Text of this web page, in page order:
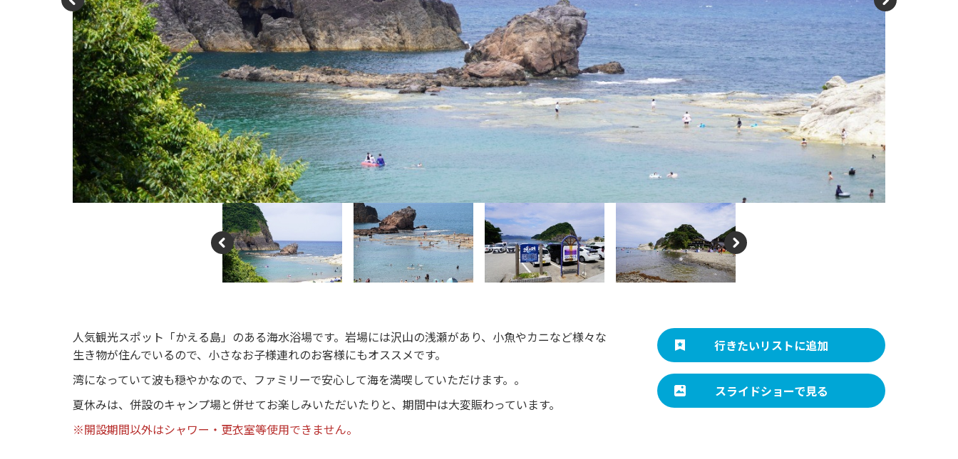
P
re
vi
o
u
s
N
e
xt
P
re
o
u
s
N
e
人気観光スポット「かえる島」のある海水浴場です。岩場には沢山の浅瀬があり、小魚やカニなど様々な
生き物が住んでいるので、小さなお子様連れのお客様にもオススメです。
湾になっていて波も穏やかなので、ファミリーで安心して海を満喫していただけます。。
夏休みは、併設のキャンプ場と併せてお楽しみいただいたりと、期間中は大変賑わっています。
※開設期間以外はシャワー・更衣室等使用できません。
行きたいリストに追加
スライドショーで見る